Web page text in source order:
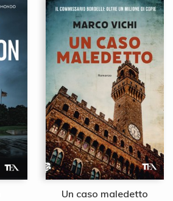
Un caso maledetto